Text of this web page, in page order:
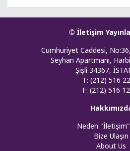
© İletişim
Cumhuriyet Caddesi,
Seyhan Apartmanı,
Şişli 34367,
T: (212) 516
F: (212) 516
Neden
Bize Ulaşın
About Us